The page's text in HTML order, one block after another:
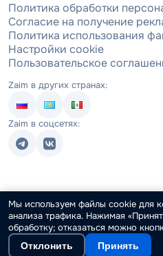
Политика обработки
Согласие на получение
Политика использования
Настройки cookie
Пользовательское
Zaim в других странах:
Zaim в соцсетях:
Мы используем файлы cookie для
анализа трафика. Нажимая
обработку; отказаться можно
Отклонить Принять